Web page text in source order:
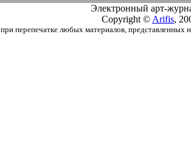
Электронный арт-
Copyright © Arifis,
при перепечатке любых материалов, представленных